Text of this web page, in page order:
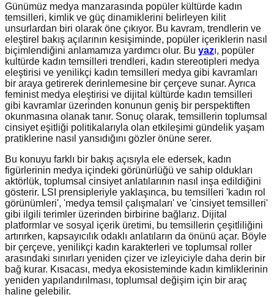
Günümüz medya manzarasında popüler kültürde kadın
temsilleri, kimlik ve güç dinamiklerini belirleyen kilit
unsurlardan biri olarak öne çıkıyor. Bu kavram, trendlerin ve
eleştirel bakış açılarının kesişiminde, popüler içeriklerin nasıl
biçimlendiğini anlamamıza yardımcı olur. Bu yazı, popüler
kultürde kadın temsilleri trendleri, kadın stereotipleri medya
eleştirisi ve yenilikçi kadın temsilleri medya gibi kavramları
bir araya getirerek derinlemesine bir çerçeve sunar. Ayrıca
feminist medya eleştirisi ve dijital kültürde kadın temsilleri
gibi kavramlar üzerinden konunun geniş bir perspektiften
okunmasına olanak tanır. Sonuç olarak, temsillerin toplumsal
cinsiyet eşitliği politikalarıyla olan etkileşimi gündelik yaşam
pratiklerine nasıl yansıdığını gözler önüne serer.
Bu konuyu farklı bir bakış açısıyla ele edersek, kadın
figürlerinin medya içindeki görünürlüğü ve sahip oldukları
aktörlük, toplumsal cinsiyet anlatılarının nasıl inşa edildiğini
gösterir. LSI prensipleriyle yaklaşınca, bu temsilleri 'kadın rol
görünümleri', 'medya temsil çalışmaları' ve 'cinsiyet temsilleri'
gibi ilgili terimler üzerinden birbirine bağlarız. Dijital
platformlar ve sosyal içerik üretimi, bu temsillerin çeşitliliğini
artırırken, kapsayıcılık odaklı anlatıların da önünü açar. Böyle
bir çerçeve, yenilikçi kadın karakterleri ve toplumsal roller
arasındaki sınırları yeniden çizer ve izleyiciyle daha derin bir
bağ kurar. Kısacası, medya ekosisteminde kadın kimliklerinin
yeniden yapılandırılması, toplumsal değişim için bir araç
haline gelebilir.